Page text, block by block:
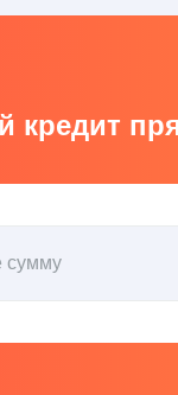
кредит
сумму